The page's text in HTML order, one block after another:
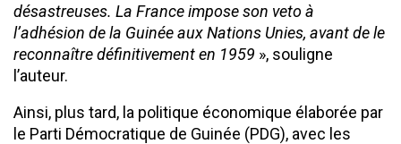
désastreuses. La France impose son veto à
l’adhésion de la Guinée aux Nations Unies, avant de le
reconnaître définitivement en 1959 », souligne
l’auteur.
Ainsi, plus tard, la politique économique élaborée par
le Parti Démocratique de Guinée (PDG), avec les